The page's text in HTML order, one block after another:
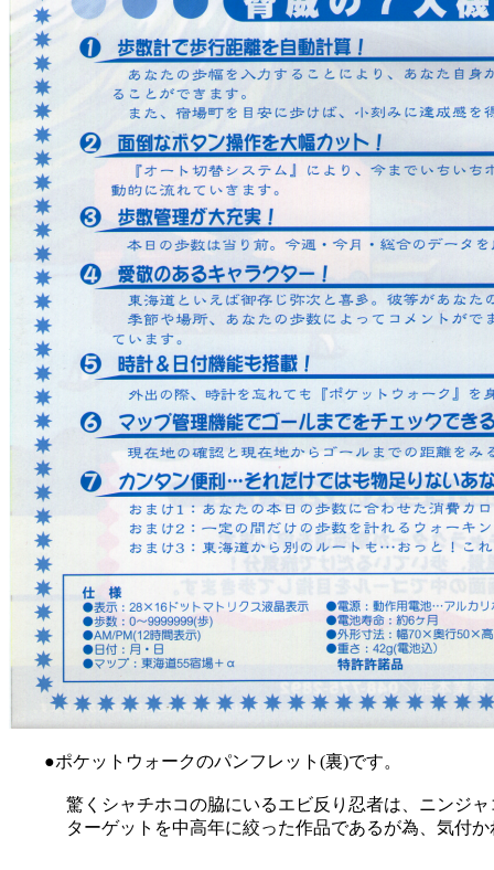
●ポケットウォークのパンフレット(裏)です。
驚くシャチホコの脇にいるエビ反り忍者は、ニンジャ
ターゲットを中高年に絞った作品であるが為、気付か